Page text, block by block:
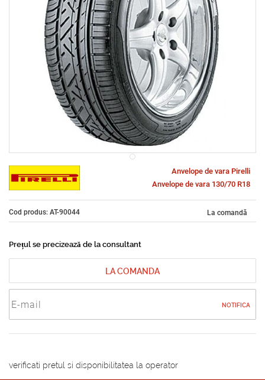
Anvelope de vara Pirelli
Anvelope de vara 130/70 R18
Cod produs: AT-90044 La comandă
Prețul se precizează de la consultant
LA COMANDA
NOTIFICA
verificati pretul si disponibilitatea la operator